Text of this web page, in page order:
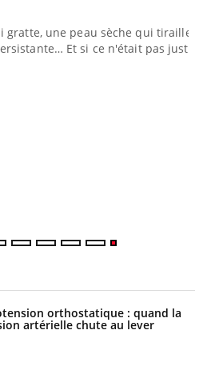
gratte, une peau sèche qui tiraille,
Et si ce n'était pas juste
orthostatique : quand la
artérielle chute au lever